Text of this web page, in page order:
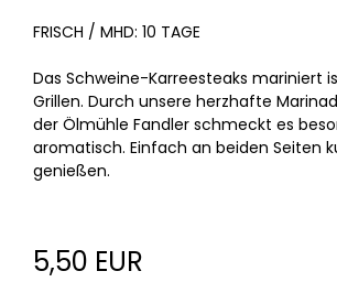
FRISCH / MHD: 10 TAGE
Das Schweine-Karreesteaks mariniert
Grillen. Durch unsere herzhafte
der Ölmühle Fandler schmeckt es
aromatisch. Einfach an beiden Seiten
genießen.
5,50 EUR